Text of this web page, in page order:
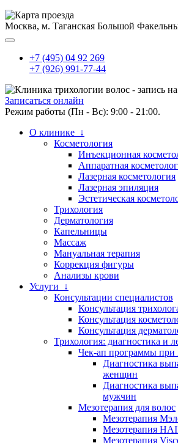
Москва, м. Таганская Большой
+7 (495) 04 92 269
+7 (926) 991-77-44
Записаться онлайн
Режим работы (Пн - Вс): 9:00 - 21:00.
О клинике ↓
Косметология
Инъекционная
Аппаратная
Лазерная косметология
Лазерная эпиляция
Эстетическая
Трихология
Дерматология
Капельницы
Массаж
Мануальная терапия
Коррекция фигуры
Анализы крови
Услуги ↓
Консультации специалистов
Консультация
Консультация
Консультация
Трихология: диагностика и
Чек-ап программы при
Диагностика
женщин
Диагностика
мужчин
Мезотерапия для волос
Мезотерапия
Мезотерапия
Мезотерапия